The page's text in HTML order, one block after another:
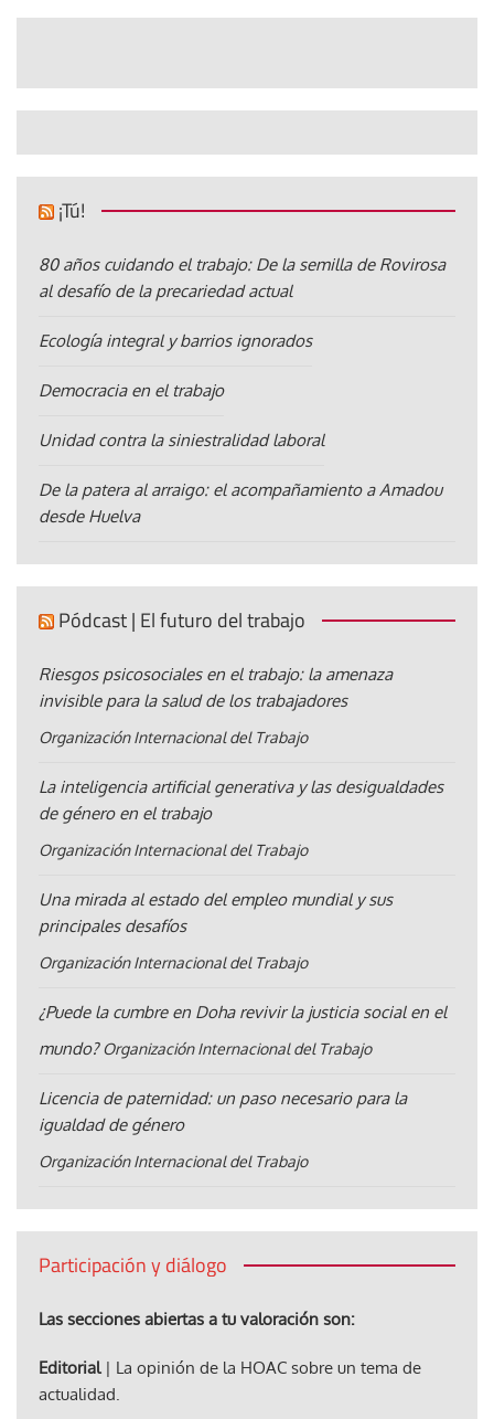
¡Tú!
80 años cuidando el trabajo: De la semilla de Rovirosa
al desafío de la precariedad actual
Ecología integral y barrios ignorados
Democracia en el trabajo
Unidad contra la siniestralidad laboral
De la patera al arraigo: el acompañamiento a Amadou
desde Huelva
Pódcast | El futuro del trabajo
Riesgos psicosociales en el trabajo: la amenaza
invisible para la salud de los trabajadores
Organización Internacional del Trabajo
La inteligencia artificial generativa y las desigualdades
de género en el trabajo
Organización Internacional del Trabajo
Una mirada al estado del empleo mundial y sus
principales desafíos
Organización Internacional del Trabajo
¿Puede la cumbre en Doha revivir la justicia social en el
mundo? Organización Internacional del Trabajo
Licencia de paternidad: un paso necesario para la
igualdad de género
Organización Internacional del Trabajo
Participación y diálogo
Las secciones abiertas a tu valoración son:
Editorial| La opinión de la HOAC sobre un tema de
actualidad.